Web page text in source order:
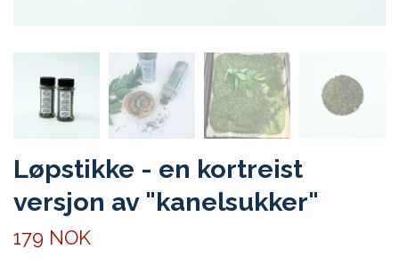
Løpstikke - en kortreist
versjon av "kanelsukker"
179 NOK